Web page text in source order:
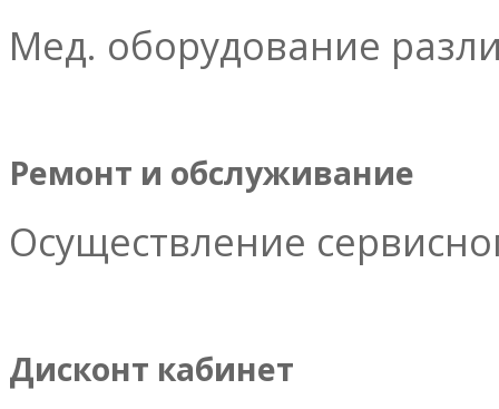
Мед. оборудование
Ремонт и обслуживание
Осуществление
Дисконт кабинет